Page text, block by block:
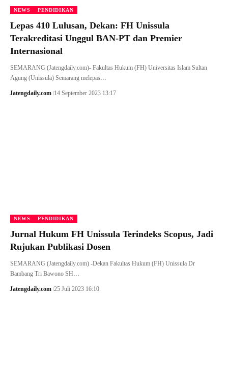
NEWS PENDIDIKAN
Lepas 410 Lulusan, Dekan: FH Unissula
Terakreditasi Unggul BAN-PT dan Premier
Internasional
SEMARANG (Jatengdaily.com)- Fakultas Hukum (FH) Universitas Islam Sultan
Agung (Unissula) Semarang melepas…
Jatengdaily.com 14 September 2023 13:17
NEWS PENDIDIKAN
Jurnal Hukum FH Unissula Terindeks Scopus, Jadi
Rujukan Publikasi Dosen
SEMARANG (Jatengdaily.com) -Dekan Fakultas Hukum (FH) Unissula Dr
Bambang Tri Bawono SH…
Jatengdaily.com 25 Juli 2023 16:10